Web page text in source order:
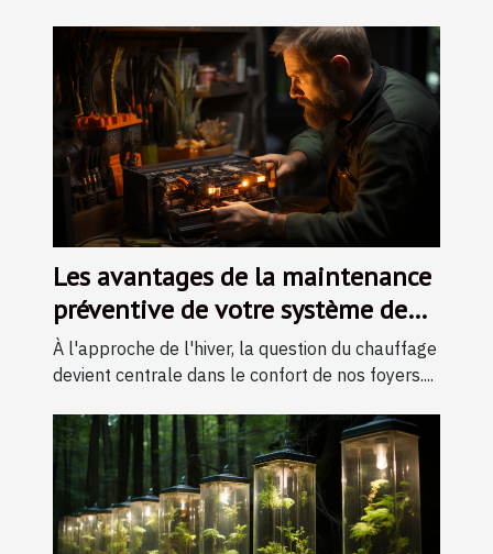
Les avantages de la maintenance
préventive de votre système de
chauffage durant l'hiver
À l'approche de l'hiver, la question du chauffage
devient centrale dans le confort de nos foyers....